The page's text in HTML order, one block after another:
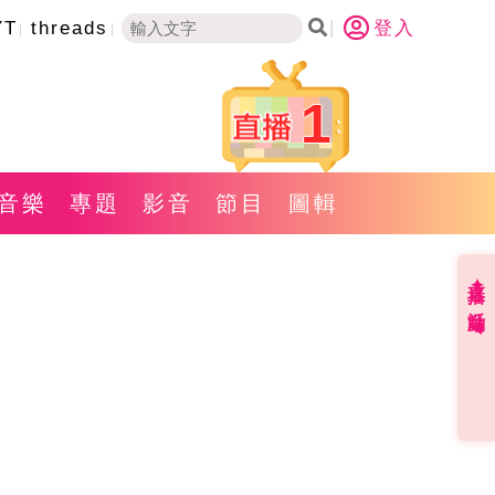
threads 登入
1
樂 專題 影音 節目 圖輯
直播✦活動